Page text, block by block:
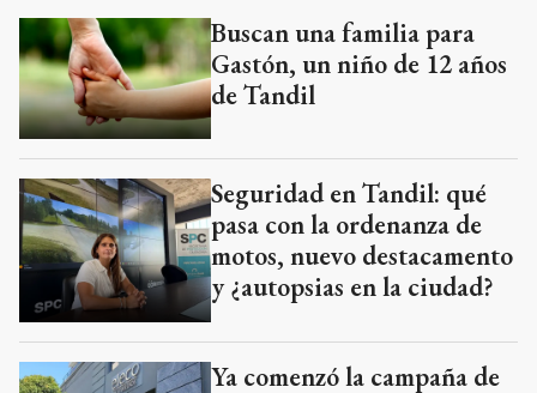
Buscan una familia para
Gastón, un niño de 12 años
de Tandil
Seguridad en Tandil: qué
pasa con la ordenanza de
motos, nuevo destacamento
y ¿autopsias en la ciudad?
Ya comenzó la campaña de